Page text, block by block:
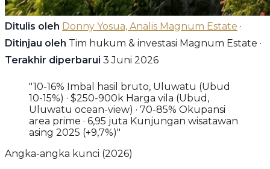
Ditulis oleh Donny Yosua, Analis Magnum Estate ·
Ditinjau oleh Tim hukum & investasi Magnum Estate ·
Terakhir diperbarui 3 Juni 2026
"10-16% Imbal hasil bruto, Uluwatu (Ubud
10-15%) · $250-900k Harga vila (Ubud,
Uluwatu ocean-view) · 70-85% Okupansi
area prime · 6,95 juta Kunjungan wisatawan
asing 2025 (+9,7%)"
Angka-angka kunci (2026)